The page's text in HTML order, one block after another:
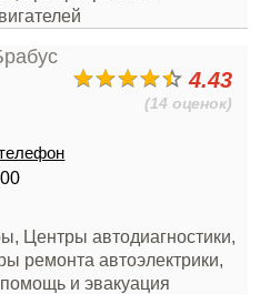
4.43
(14 оценок)
Центры автодиагностики,
ремонта автоэлектрики,
и эвакуация